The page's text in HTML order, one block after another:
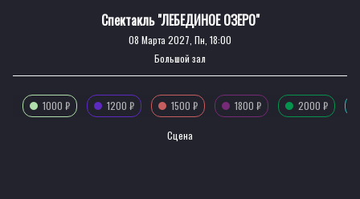
Спектакль "ЛЕБЕДИНОЕ ОЗЕРО"
08 Марта 2027, Пн, 18:00
Большой зал
1000 ₽ 1200 ₽ 1500 ₽ 1800 ₽ 2000 ₽
Сцена